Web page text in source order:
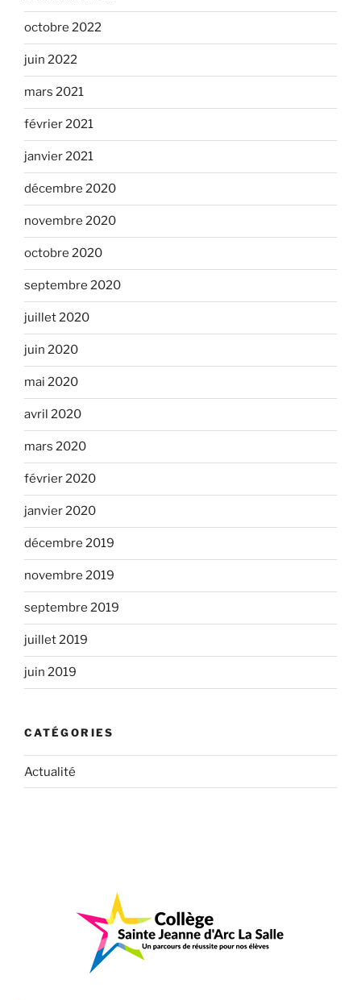
octobre 2022
juin 2022
mars 2021
février 2021
janvier 2021
décembre 2020
novembre 2020
octobre 2020
septembre 2020
juillet 2020
juin 2020
mai 2020
avril 2020
mars 2020
février 2020
janvier 2020
décembre 2019
novembre 2019
septembre 2019
juillet 2019
juin 2019
CATÉGORIES
Actualité